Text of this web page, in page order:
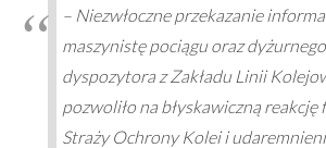
– Niezwłoczne przekazanie
maszynistę pociągu oraz
dyspozytora z Zakładu Linii
pozwoliło na błyskawiczną
Straży Ochrony Kolei i